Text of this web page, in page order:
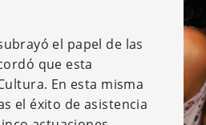
el papel de las
que esta
En esta misma
el éxito de asistencia